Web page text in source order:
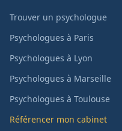
Trouver un psychologue
Psychologues à Paris
Psychologues à Lyon
Psychologues à Marseille
Psychologues à Toulouse
Référencer mon cabinet